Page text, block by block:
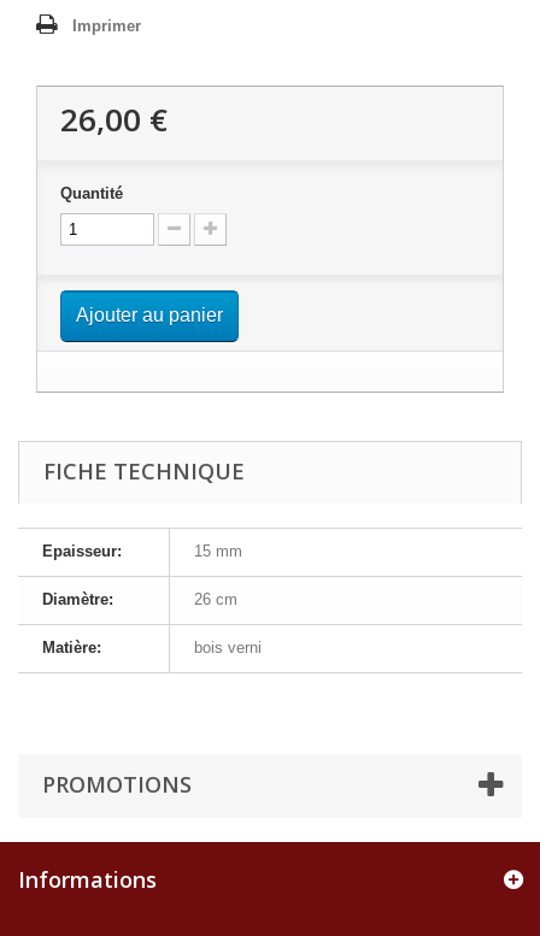
Imprimer
26,00 €
Quantité
Ajouter au panier
FICHE TECHNIQUE
Epaisseur: 15 mm
Diamètre: 26 cm
Matière: bois verni
PROMOTIONS
Informations